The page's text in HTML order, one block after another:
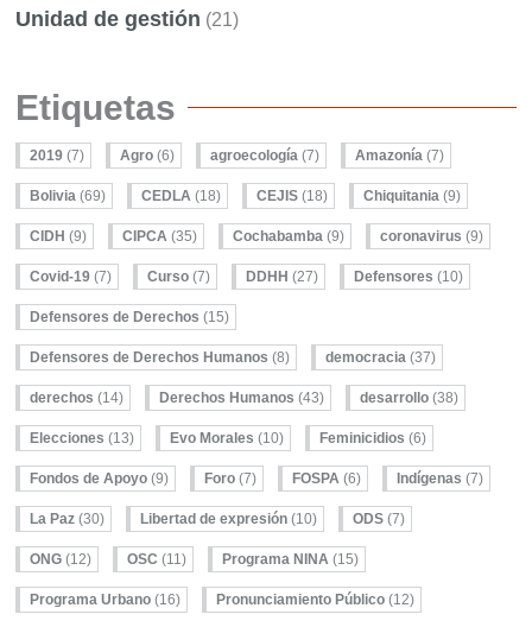
Unidad de gestión (21)
Etiquetas
2019 (7) Agro (6) agroecología (7) Amazonía (7)
Bolivia (69) CEDLA (18) CEJIS (18) Chiquitania (9)
CIDH (9) CIPCA (35) Cochabamba (9) coronavirus (9)
Covid-19 (7) Curso (7) DDHH (27) Defensores (10)
Defensores de Derechos (15)
Defensores de Derechos Humanos (8) democracia (37)
derechos (14) Derechos Humanos (43) desarrollo (38)
Elecciones (13) Evo Morales (10) Feminicidios (6)
Fondos de Apoyo (9) Foro (7) FOSPA (6) Indígenas (7)
La Paz (30) Libertad de expresión (10) ODS (7)
ONG (12) OSC (11) Programa NINA (15)
Programa Urbano (16) Pronunciamiento Público (12)